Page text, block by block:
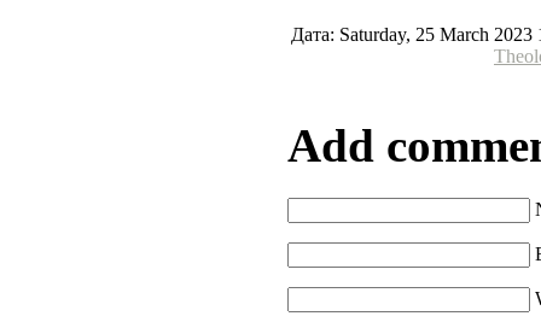
Дата: Saturday, 25 March 2023
Add